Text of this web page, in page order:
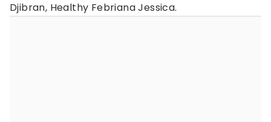
Djibran, Healthy Febriana Jessica.